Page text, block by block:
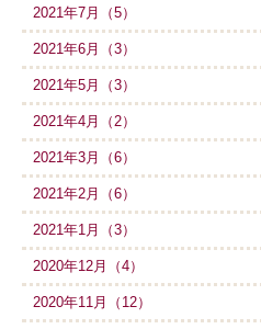
2021年7月（5）
2021年6月（3）
2021年5月（3）
2021年4月（2）
2021年3月（6）
2021年2月（6）
2021年1月（3）
2020年12月（4）
2020年11月（12）